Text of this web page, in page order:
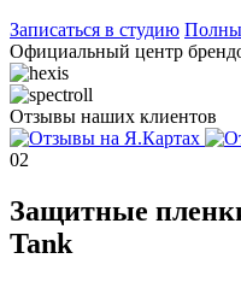
Записаться в студию
Официальный центр
Отзывы наших клиентов
02
Защитные
Tank